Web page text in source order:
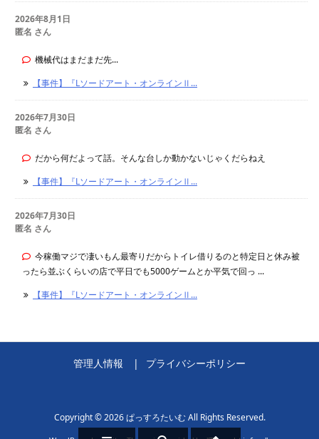
2026年8月1日
匿名 さん
機械代はまだまだ先...
【事件】『Lソードアート・オンラインⅡ...
2026年7月30日
匿名 さん
だから何だよって話。そんな台しか動かないじゃくだらねえ
【事件】『Lソードアート・オンラインⅡ...
2026年7月30日
匿名 さん
今稼働マジで凄いもん最寄りだからトイレ借りるのと特定日と休み被
ったら並ぶくらいの店で平日でも5000ゲームとか平気で回っ ...
【事件】『Lソードアート・オンラインⅡ...
管理人情報 プライバシーポリシー
Copyright ©2026 ぱっすろたいむAll Rights Reserved.